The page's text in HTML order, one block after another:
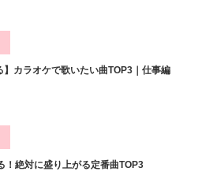
】カラオケで歌いたい曲TOP3｜仕事編
！絶対に盛り上がる定番曲TOP3